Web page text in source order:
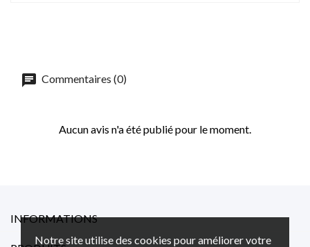
Notre site utilise des cookies pour améliorer votre
Commentaires (0)
Aucun avis n'a été publié pour le moment.
INFORMATIONS